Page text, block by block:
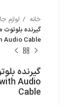
خانه
لوازم
Audio Cable
گیرنده
Audio
Cable